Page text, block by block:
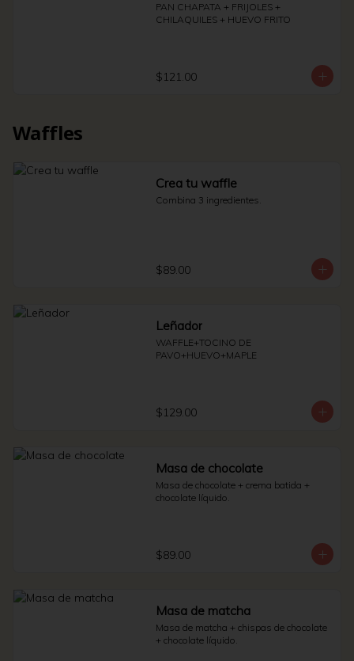
PAN CHAPATA + FRIJOLES +
CHILAQUILES + HUEVO FRITO
$121.00
Waffles
Crea tu waffle
Combina 3 ingredientes.
$89.00
Leñador
WAFFLE+TOCINO DE
PAVO+HUEVO+MAPLE
$129.00
Masa de chocolate
Masa de chocolate + crema batida +
chocolate líquido.
$89.00
Masa de matcha
Masa de matcha + chispas de chocolate
+ chocolate líquido.